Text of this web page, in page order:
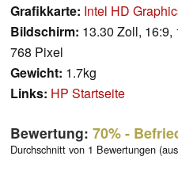
Grafikkarte: Intel HD
Bildschirm: 13.30 Zoll, 16:9,
768 Pixel
Gewicht: 1.7kg
Links: HP Startseite
Bewertung: 70%-
Durchschnitt von 1 Bewertungen